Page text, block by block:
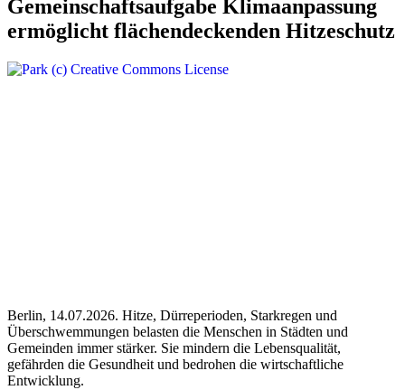
Gemeinschaftsaufgabe Klimaanpassung
ermöglicht flächendeckenden Hitzeschutz
Berlin, 14.07.2026. Hitze, Dürreperioden, Starkregen und
Überschwemmungen belasten die Menschen in Städten und
Gemeinden immer stärker. Sie mindern die Lebensqualität,
gefährden die Gesundheit und bedrohen die wirtschaftliche
Entwicklung.